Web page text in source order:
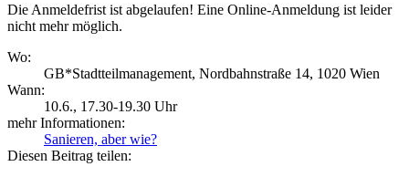
Die Anmeldefrist ist abgelaufen! Eine Online-Anmeldung ist leider
nicht mehr möglich.
Wo:
GB*Stadtteilmanagement, Nordbahnstraße 14, 1020 Wien
Wann:
10.6., 17.30-19.30 Uhr
mehr Informationen:
Sanieren, aber wie?
Diesen Beitrag teilen: